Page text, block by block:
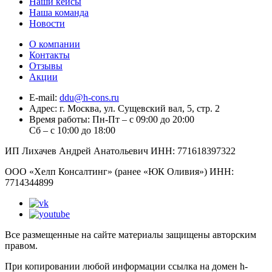
Наша команда
Новости
О компании
Контакты
Отзывы
Акции
E-mail: ddu@h-cons.ru
Адрес: г. Москва, ул. Сущевский вал, 5, стр. 2
Время работы: Пн-Пт – с 09:00 до 20:00
Сб – с 10:00 до 18:00
ИП Лихачев Андрей Анатольевич ИНН: 771618397322
ООО «Хелп Консалтинг» (ранее «ЮК Оливия») ИНН:
7714344899
Все размещенные на сайте материалы защищены авторским
правом.
При копировании любой информации ссылка на домен h-